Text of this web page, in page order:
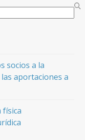
socios a la
aportaciones a
física